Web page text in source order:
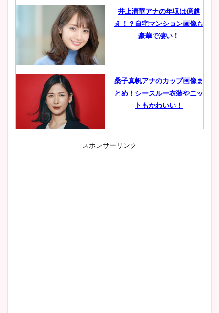
井上清華アナの年収は億越
え！？自宅マンション画像も
豪華で凄い！
桑子真帆アナのカップ画像ま
とめ！シースルー衣装やニッ
トもかわいい！
小室瑛莉子のカップ画像まと
スポンサーリンク